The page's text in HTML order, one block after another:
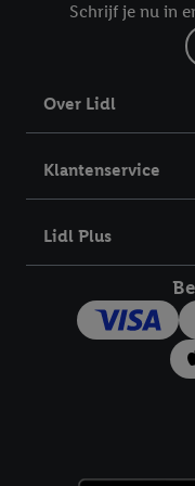
Schrijf je nu in
Over Lidl
Klantenservice
Lidl Plus